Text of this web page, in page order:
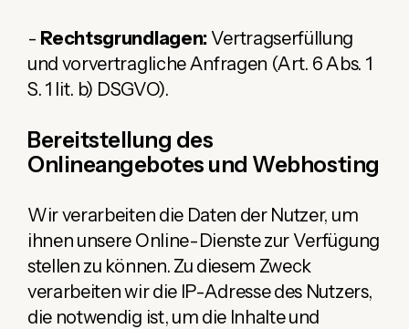
- Rechtsgrundlagen:Vertragserfüllung
und vorvertragliche Anfragen (Art. 6 Abs. 1
S. 1 lit. b) DSGVO).
Bereitstellung des
Onlineangebotes und Webhosting
Wir verarbeiten die Daten der Nutzer, um
ihnen unsere Online-Dienste zur Verfügung
stellen zu können. Zu diesem Zweck
verarbeiten wir die IP-Adresse des Nutzers,
die notwendig ist, um die Inhalte und